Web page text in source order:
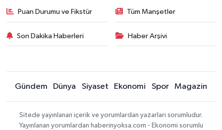
Puan Durumu ve Fikstür Tüm Manşetler
Son Dakika Haberleri Haber Arşivi
Gündem Dünya Siyaset Ekonomi Spor Magazin
Sitede yayınlanan içerik ve yorumlardan yazarları sorumludur.
Yayınlanan yorumlardan haberinyoksa.com - Ekonomi sorumlu